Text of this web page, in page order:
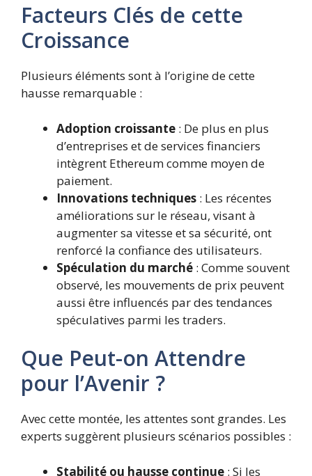
Facteurs Clés de cette
Croissance
Plusieurs éléments sont à l’origine de cette
hausse remarquable :
Adoption croissante : De plus en plus
d’entreprises et de services financiers
intègrent Ethereum comme moyen de
paiement.
Innovations techniques : Les récentes
améliorations sur le réseau, visant à
augmenter sa vitesse et sa sécurité, ont
renforcé la confiance des utilisateurs.
Spéculation du marché : Comme souvent
observé, les mouvements de prix peuvent
aussi être influencés par des tendances
spéculatives parmi les traders.
Que Peut-on Attendre
pour l’Avenir ?
Avec cette montée, les attentes sont grandes. Les
experts suggèrent plusieurs scénarios possibles :
Stabilité ou hausse continue : Si les